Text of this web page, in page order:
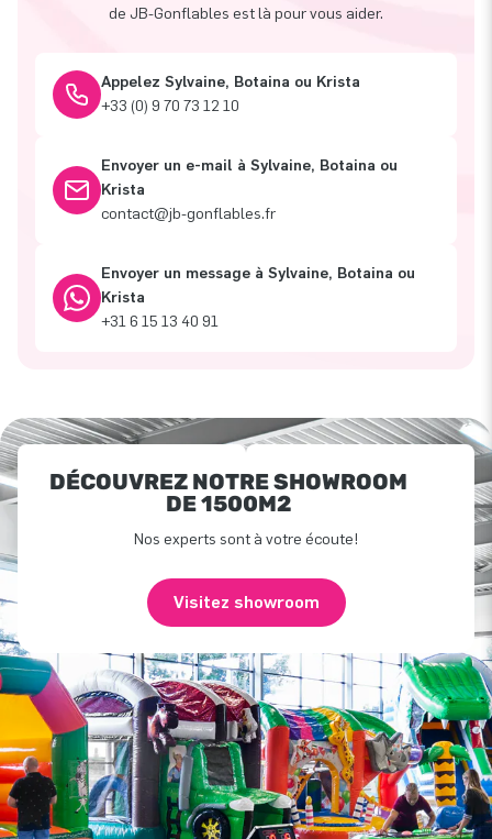
de JB-Gonflables est là pour vous aider.
Appelez Sylvaine, Botaina ou Krista
+33 (0) 9 70 73 12 10
Envoyer un e-mail à Sylvaine, Botaina ou
Krista
contact@jb-gonflables.fr
Envoyer un message à Sylvaine, Botaina ou
Krista
+31 6 15 13 40 91
DÉCOUVREZ NOTRE SHOWROOM
DE 1500M2
Nos experts sont à votre écoute!
Visitez showroom